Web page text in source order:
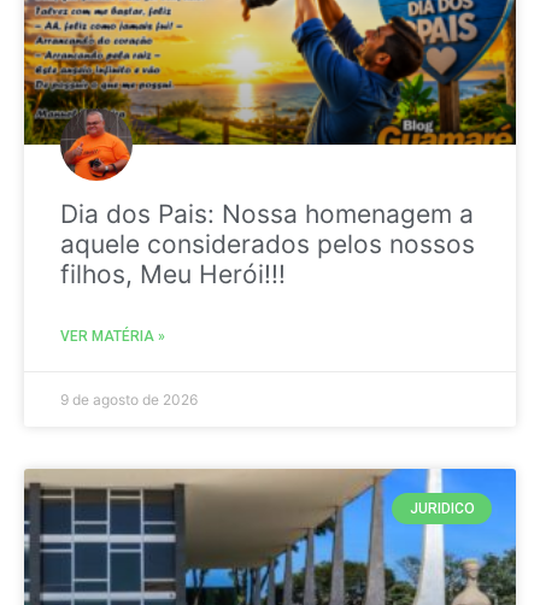
Dia dos Pais: Nossa homenagem a
aquele considerados pelos nossos
filhos, Meu Herói!!!
VER MATÉRIA »
9 de agosto de 2026
JURIDICO